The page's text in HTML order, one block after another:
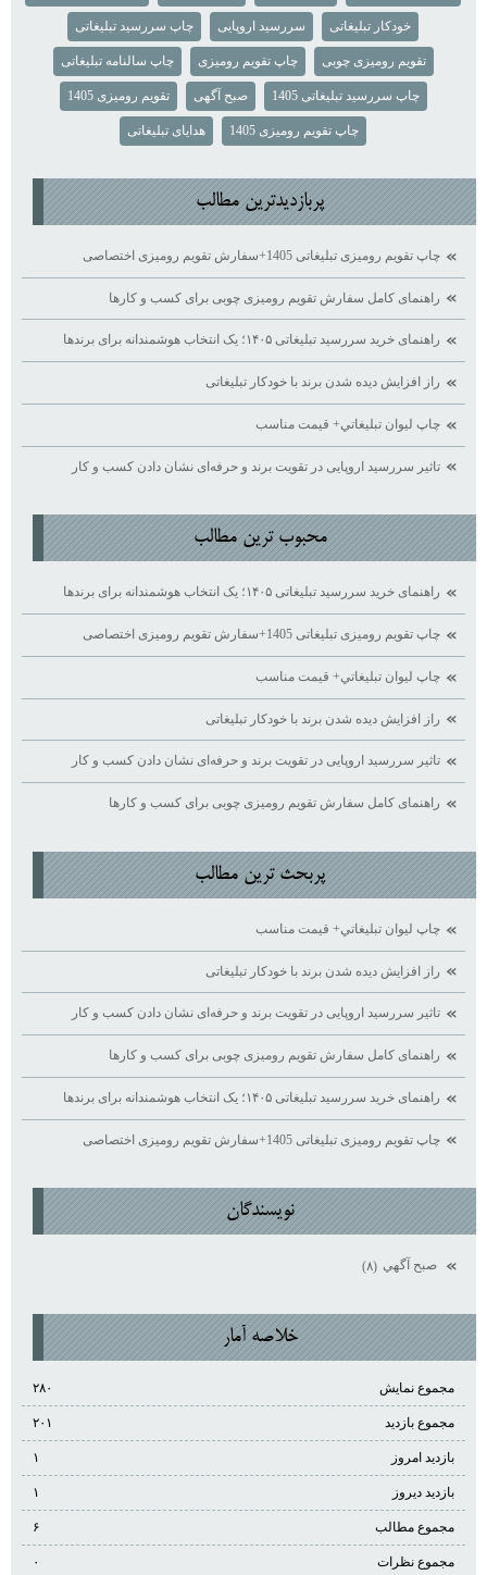
خودکار تبلیغاتی سررسید اروپایی چاپ سررسید تبلیغاتی
تقویم رومیزی چوبی چاپ تقویم رومیزی چاپ سالنامه تبلیغاتی
چاپ سررسید تبلیغاتی 1405 صبح آگهی تقویم رومیزی 1405
چاپ تقویم رومیزی 1405 هدایای تبلیغاتی
پربازديدترين مطالب
چاپ تقویم رومیزی تبلیغاتی 1405+سفارش تقویم رومیزی اختصاصی
راهنمای کامل سفارش تقویم رومیزی چوبی برای کسب ‌و کارها
راهنمای خرید سررسید تبلیغاتی ۱۴۰۵؛ یک انتخاب هوشمندانه برای برندها
راز افزایش دیده ‌شدن برند با خودکار تبلیغاتی
چاپ ليوان تبليغاتي+ قيمت مناسب
تاثیر سررسید اروپایی در تقویت برند و حرفه‌ای نشان دادن کسب ‌و کار
محبوب ترين مطالب
راهنمای خرید سررسید تبلیغاتی ۱۴۰۵؛ یک انتخاب هوشمندانه برای برندها
چاپ تقویم رومیزی تبلیغاتی 1405+سفارش تقویم رومیزی اختصاصی
چاپ ليوان تبليغاتي+ قيمت مناسب
راز افزایش دیده ‌شدن برند با خودکار تبلیغاتی
تاثیر سررسید اروپایی در تقویت برند و حرفه‌ای نشان دادن کسب ‌و کار
راهنمای کامل سفارش تقویم رومیزی چوبی برای کسب ‌و کارها
پربحث ترين مطالب
چاپ ليوان تبليغاتي+ قيمت مناسب
راز افزایش دیده ‌شدن برند با خودکار تبلیغاتی
تاثیر سررسید اروپایی در تقویت برند و حرفه‌ای نشان دادن کسب ‌و کار
راهنمای کامل سفارش تقویم رومیزی چوبی برای کسب ‌و کارها
راهنمای خرید سررسید تبلیغاتی ۱۴۰۵؛ یک انتخاب هوشمندانه برای برندها
چاپ تقویم رومیزی تبلیغاتی 1405+سفارش تقویم رومیزی اختصاصی
نويسندگان
صبح آگهي (۸)
خلاصه آمار
مجموع نمایش‌ ۲۸۰
مجموع بازدید ۲۰۱
بازدید امروز ۱
بازدید دیروز ۱
مجموع مطالب ۶
مجموع نظرات ۰